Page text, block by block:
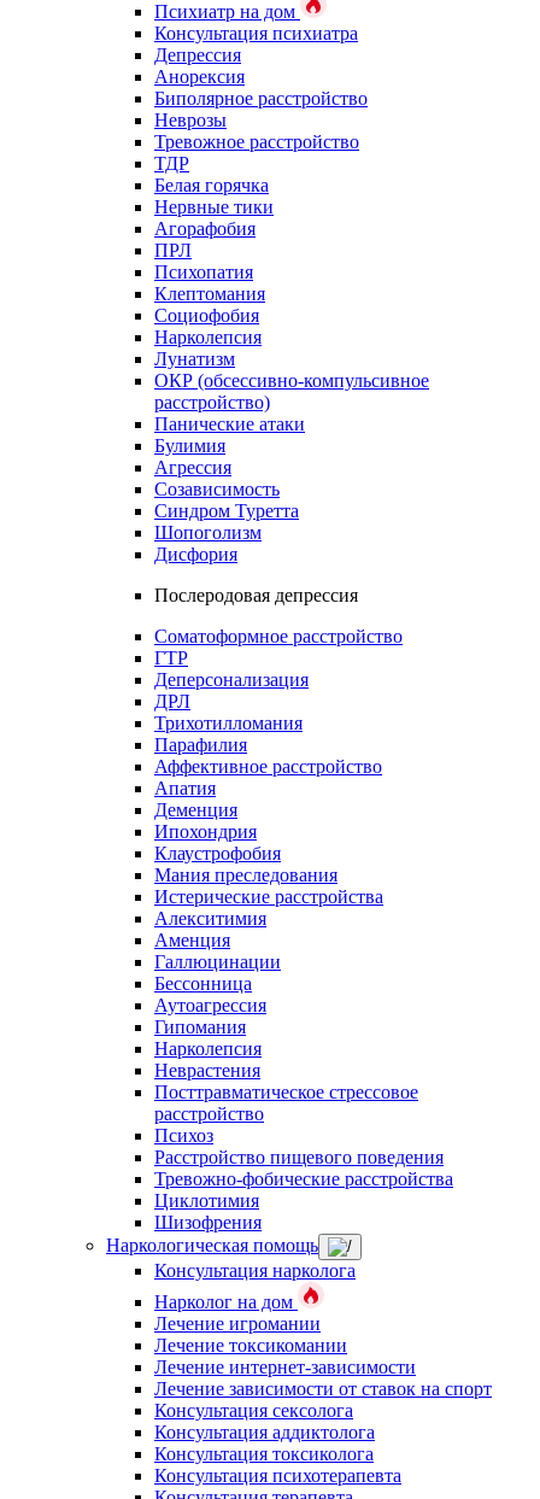
Психиатр на дом
Консультация психиатра
Депрессия
Анорексия
Биполярное расстройство
Неврозы
Тревожное расстройство
ТДР
Белая горячка
Нервные тики
Агорафобия
ПРЛ
Психопатия
Клептомания
Социофобия
Нарколепсия
Лунатизм
ОКР (обсессивно-компульсивное
расстройство)
Панические атаки
Булимия
Агрессия
Созависимость
Синдром Туретта
Шопоголизм
Дисфория
Послеродовая депрессия
Соматоформное расстройство
ГТР
Деперсонализация
ДРЛ
Трихотилломания
Парафилия
Аффективное расстройство
Апатия
Деменция
Ипохондрия
Клаустрофобия
Мания преследования
Истерические расстройства
Алекситимия
Аменция
Галлюцинации
Бессонница
Аутоагрессия
Гипомания
Нарколепсия
Неврастения
Посттравматическое стрессовое
расстройство
Психоз
Расстройство пищевого поведения
Тревожно-фобические расстройства
Циклотимия
Шизофрения
Наркологическая помощь
Консультация нарколога
Нарколог на дом
Лечение игромании
Лечение токсикомании
Лечение интернет-зависимости
Лечение зависимости от ставок на спорт
Консультация сексолога
Консультация аддиктолога
Консультация токсиколога
Консультация психотерапевта